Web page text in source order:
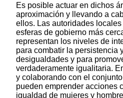
Es posible actuar en dichos
aproximación y llevando a
ellos. Las autoridades
esferas de gobierno más
representan los niveles de
para combatir la persistencia
desigualdades y para
verdaderamente igualitaria.
y colaborando con el
pueden emprender acciones
igualdad de mujeres y